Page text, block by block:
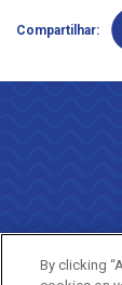
Compartilhar:
By clicking